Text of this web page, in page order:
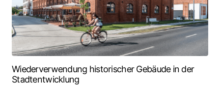
Wiederverwendung historischer Gebäude in der
Stadtentwicklung